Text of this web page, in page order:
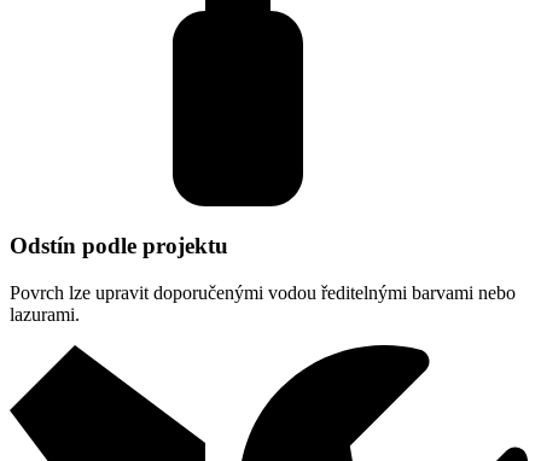
Odstín podle projektu
Povrch lze upravit doporučenými vodou ředitelnými barvami nebo
lazurami.